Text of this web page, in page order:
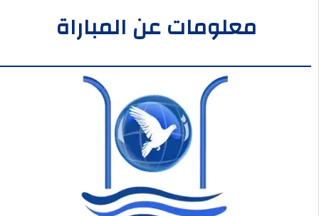
معلومات عن المباراة